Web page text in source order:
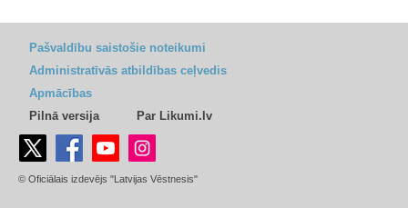
Pašvaldību saistošie noteikumi
Administratīvās atbildības ceļvedis
Apmācības
Pilnā versija
Par Likumi.lv
© Oficiālais izdevējs "Latvijas Vēstnesis"